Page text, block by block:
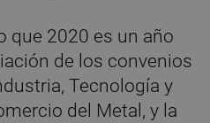
que 2020 es un año
de los convenios
Tecnología y
del Metal, y la